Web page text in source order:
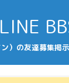
LINE
）の友達募集掲